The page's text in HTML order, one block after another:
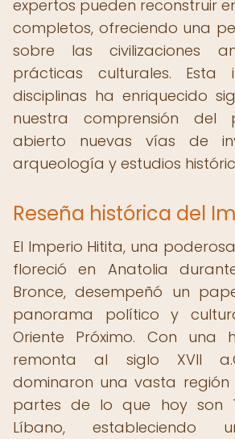
expertos pueden reconstruir
completos, ofreciendo una
sobre las civilizaciones
prácticas culturales. Esta
disciplinas ha enriquecido
nuestra comprensión
abierto nuevas vías de
arqueología y estudios
Reseña histórica del
El Imperio Hitita, una
floreció en Anatolia
Bronce, desempeñó un
panorama político y
Oriente Próximo. Con una
remonta al siglo XVII
dominaron una vasta
partes de lo que hoy son
Líbano, estableciendo